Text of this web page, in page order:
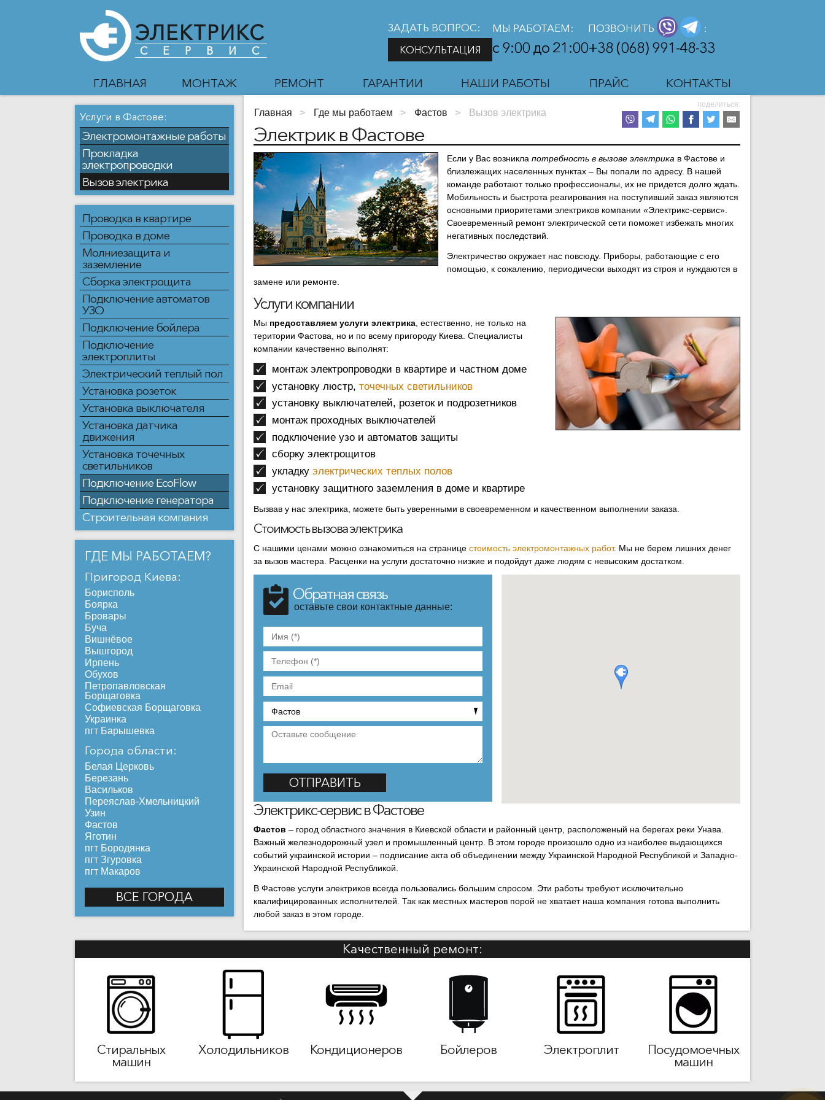
ЭЛЕКТРИКС
СЕРВИС
ЗАДАТЬ ВОПРОС:
КОНСУЛЬТАЦИЯ
МЫ РАБОТАЕМ:
с 9:00 до 21:00
ПОЗВОНИТЬ :
+38 (068) 991-48-33
ГЛАВНАЯ МОНТАЖ РЕМОНТ ГАРАНТИИ НАШИ РАБОТЫ ПРАЙС КОНТАКТЫ
Главная > Где мы работаем > Фастов > Вызов электрика
Услуги в Фастове:
Электромонтажные работы
Прокладка
электропроводки
Вызов электрика
Проводка в квартире
Проводка в доме
Молниезащита и
заземление
Сборка электрощита
Подключение автоматов
УЗО
Подключение бойлера
Подключение
электроплиты
Электрический теплый пол
Установка розеток
Установка выключателя
Установка датчика
движения
Установка точечных
светильников
Подключение EcoFlow
Подключение генератора
Строительная компания
ГДЕ МЫ РАБОТАЕМ?
Пригород Киева:
Борисполь
Боярка
Бровары
Буча
Вишнёвое
Вышгород
Ирпень
Обухов
Петропавловская
Борщаговка
Софиевская Борщаговка
Украинка
пгт Барышевка
Города области:
Белая Церковь
Березань
Васильков
Переяслав-Хмельницкий
Узин
Фастов
Яготин
пгт Бородянка
пгт Згуровка
пгт Макаров
ВСЕ ГОРОДА
Электрик в Фастове
поделиться:
Если у Вас возниклапотребность в вызове электрика в Фастове и
близлежащих населенных пунктах – Вы попали по адресу. В нашей
команде работают только профессионалы, их не придется долго ждать.
Мобильность и быстрота реагирования на поступивший заказ являются
основными приоритетами электриков компании «Электрикс-сервис».
Своевременный ремонт электрической сети поможет избежать многих
негативных последствий.
Электричество окружает нас повсюду. Приборы, работающие с его
помощью, к сожалению, периодически выходят из строя и нуждаются в
замене или ремонте.
Услуги компании
Мы предоставляем услуги электрика, естественно, не только на
територии Фастова, но и по всему пригороду Киева. Специалисты
компании качественно выполнят:
монтаж электропроводки в квартире и частном доме
установку люстр, точечных светильников
установку выключателей, розеток и подрозетников
монтаж проходных выключателей
подключение узо и автоматов защиты
сборку электрощитов
укладку электрических теплых полов
установку защитного заземления в доме и квартире
Вызвав у нас электрика, можете быть уверенными в своевременном и качественном выполнении заказа.
Стоимость вызова электрика
С нашими ценами можно ознакомиться на странице стоимость электромонтажных работ. Мы не берем лишних денег
за вызов мастера. Расценки на услуги достаточно низкие и подойдут даже людям с невысоким достатком.
Обратная связь
оставьте свои контактные данные:
Электрикс-сервис в Фастове
Фастов – город областного значения в Киевской области и районный центр, расположеный на берегах реки Унава.
Важный железнодорожный узел и промышленный центр. В этом городе произошло одно из наиболее выдающихся
событий украинской истории – подписание акта об объединении между Украинской Народной Республикой и Западно-
Украинской Народной Республикой.
В Фастове услуги электриков всегда пользовались большим спросом. Эти работы требуют исключительно
квалифицированных исполнителей. Так как местных мастеров порой не хватает наша компания готова выполнить
любой заказ в этом городе.
Качественный ремонт:
Стиральных
машин
Холодильников Кондиционеров Бойлеров Электроплит
Посудомоечных
машин